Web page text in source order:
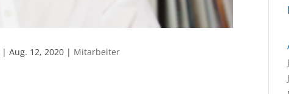
|Aug. 12, 2020 | Mitarbeiter